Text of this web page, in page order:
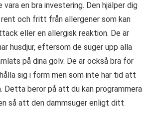
en bra investering. Den hjälper dig
och fritt från allergener som kan
eller en allergisk reaktion. De är
husdjur, eftersom de suger upp alla
på dina golv. De är också bra för
sig i form men som inte har tid att
Detta beror på att du kan programmera
så att den dammsuger enligt ditt